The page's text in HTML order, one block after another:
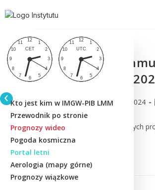
Kto jest kim w IMGW-PIB LMM
Przewodnik po stronie
Prognozy wideo
Pogoda kosmiczna
Portal letni
Aerologia (mapy górne)
Prognozy wiązkowe
Prognoza
7:00) 5 marca
CMM 4 marca 2024
Komentarz do numerycznych